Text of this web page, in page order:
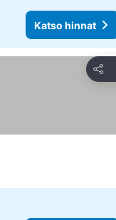
Katso hinnat
Jaa